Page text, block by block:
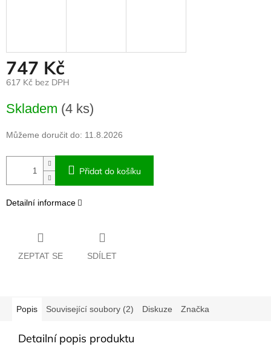
747 Kč
617 Kč bez DPH
cena:
Skladem (4 ks)
Můžeme doručit do: 11.8.2026
Přidat do košíku
Detailní informace
ZEPTAT SE SDÍLET
Popis Související soubory (2) Diskuze Značka
Detailní popis produktu